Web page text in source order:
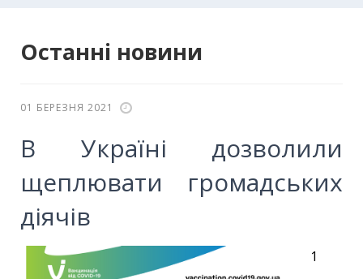
Останні новини
01 БЕРЕЗНЯ 2021
В Україні дозволили
щеплювати громадських
діячів
1